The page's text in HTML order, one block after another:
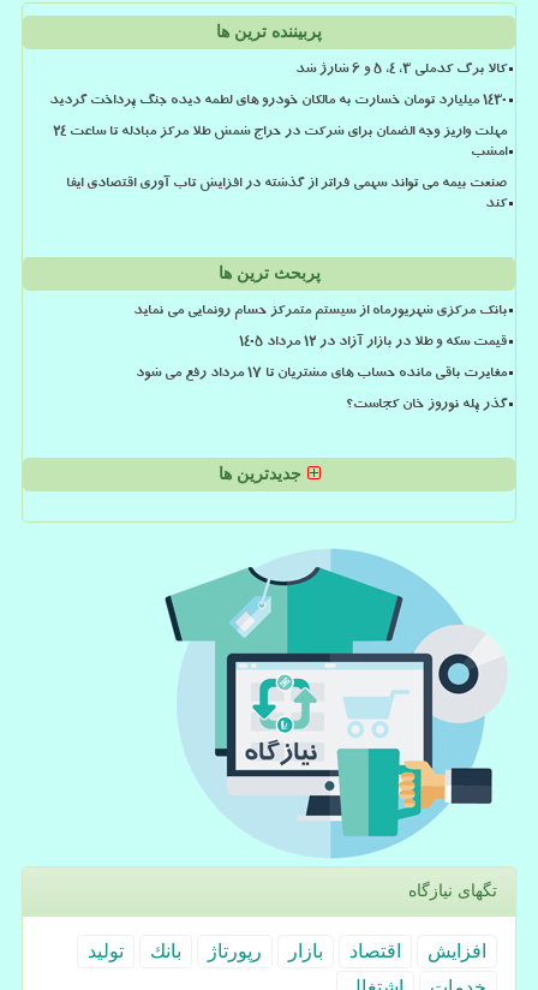
پربیننده ترین ها
کالا برگ کدملی 3، 4، 5 و 6 شارژ شد
۱۴۳۰ میلیارد تومان خسارت به مالکان خودرو های لطمه دیده جنگ پرداخت گردید
مهلت واریز وجه الضمان برای شرکت در حراج شمش طلا مرکز مبادله تا ساعت ۲۴
امشب
صنعت بیمه می تواند سهمی فراتر از گذشته در افزایش تاب آوری اقتصادی ایفا
کند
پربحث ترین ها
بانک مرکزی شهریورماه از سیستم متمرکز حسام رونمایی می نماید
قیمت سکه و طلا در بازار آزاد در ۱۲ مرداد ۱۴۰۵
مغایرت باقی مانده حساب های مشتریان تا 17 مرداد رفع می شود
گذر پله نوروز خان کجاست؟
جدیدترین ها
تگهای نیازگاه
افزایش اقتصاد بازار رپورتاژ بانك
تولید